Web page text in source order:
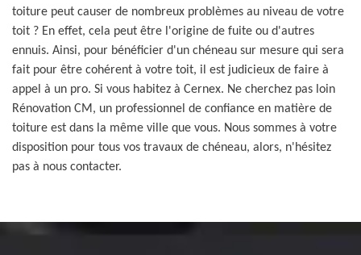
toiture peut causer de nombreux problèmes au niveau de votre
toit ? En effet, cela peut être l'origine de fuite ou d'autres
ennuis. Ainsi, pour bénéficier d'un chéneau sur mesure qui sera
fait pour être cohérent à votre toit, il est judicieux de faire à
appel à un pro. Si vous habitez à Cernex. Ne cherchez pas loin
Rénovation CM, un professionnel de confiance en matière de
toiture est dans la même ville que vous. Nous sommes à votre
disposition pour tous vos travaux de chéneau, alors, n'hésitez
pas à nous contacter.